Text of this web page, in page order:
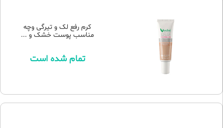
کرم رفع لک و تیرگی وچه
مناسب پوست خشک و ...
تمام شده است